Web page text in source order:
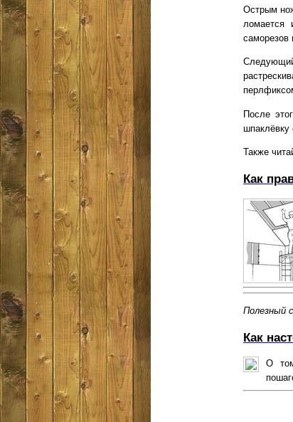
Острым
ломается
саморезов
После
шпаклёвку
Также
Как
Полезный
Как
О